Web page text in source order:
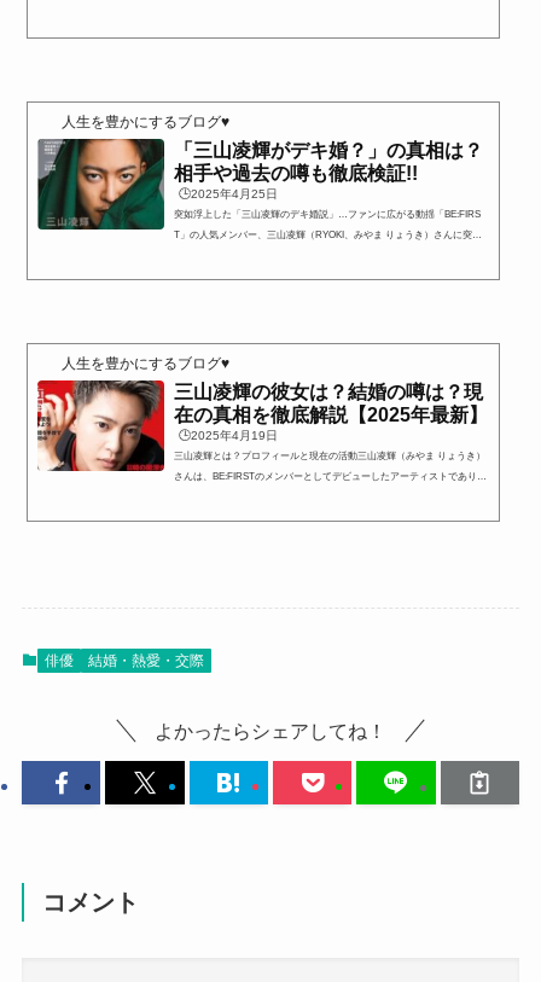
ィアが衝撃を受けています。報道を受け、三山さん...
人生を豊かにするブログ♥
「三山凌輝がデキ婚？」の真相は？
相手や過去の噂も徹底検証!!
🕒️2025年4月25日
突如浮上した「三山凌輝のデキ婚説」…ファンに広がる動揺「BE:FIRS
T」の人気メンバー、三山凌輝（RYOKI、みやま りょうき）さんに突如
が投稿した“過去の交際・妊娠匂わせ”とされる内容が一気に...
人生を豊かにするブログ♥
三山凌輝の彼女は？結婚の噂は？現
在の真相を徹底解説【2025年最新】
🕒️2025年4月19日
三山凌輝とは？プロフィールと現在の活動三山凌輝（みやま りょうき）
さんは、BE:FIRSTのメンバーとしてデビューしたアーティストでありな
俳優 結婚・熱愛・交際
よかったらシェアしてね！
コメント